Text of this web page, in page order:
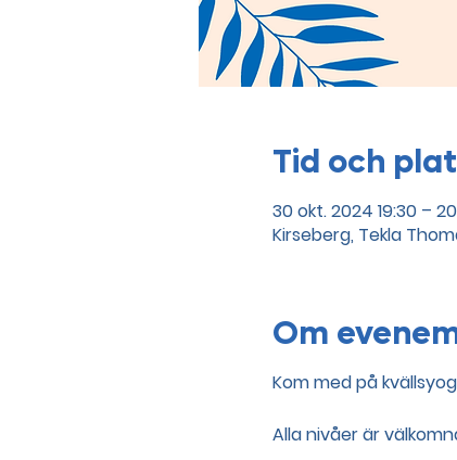
Tid och
30 okt. 2024 19:30 –
Kirseberg, Tekla
Om
Kom med på
Alla nivåer är